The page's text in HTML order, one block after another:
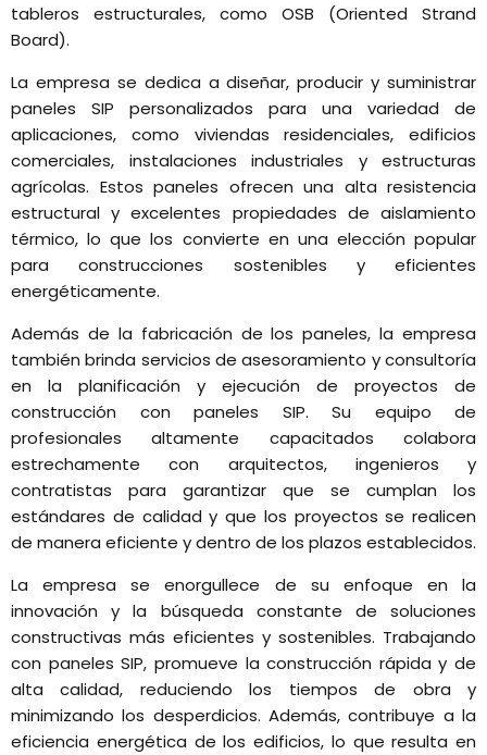
tableros estructurales, como OSB (Oriented Strand
Board).
La empresa se dedica a diseñar, producir y suministrar
paneles SIP personalizados para una variedad de
aplicaciones, como viviendas residenciales, edificios
comerciales, instalaciones industriales y estructuras
agrícolas. Estos paneles ofrecen una alta resistencia
estructural y excelentes propiedades de aislamiento
térmico, lo que los convierte en una elección popular
para construcciones sostenibles y eficientes
energéticamente.
Además de la fabricación de los paneles, la empresa
también brinda servicios de asesoramiento y consultoría
en la planificación y ejecución de proyectos de
construcción con paneles SIP. Su equipo de
profesionales altamente capacitados colabora
estrechamente con arquitectos, ingenieros y
contratistas para garantizar que se cumplan los
estándares de calidad y que los proyectos se realicen
de manera eficiente y dentro de los plazos establecidos.
La empresa se enorgullece de su enfoque en la
innovación y la búsqueda constante de soluciones
constructivas más eficientes y sostenibles. Trabajando
con paneles SIP, promueve la construcción rápida y de
alta calidad, reduciendo los tiempos de obra y
minimizando los desperdicios. Además, contribuye a la
eficiencia energética de los edificios, lo que resulta en